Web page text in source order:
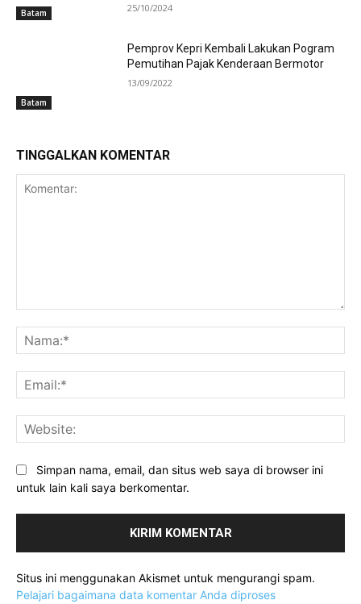
Batam 25/10/2024
Batam
Pemprov Kepri Kembali Lakukan Pogram
Pemutihan Pajak Kenderaan Bermotor
13/09/2022
TINGGALKAN KOMENTAR
Simpan nama, email, dan situs web saya di browser ini
untuk lain kali saya berkomentar.
Situs ini menggunakan Akismet untuk mengurangi spam.
Pelajari bagaimana data komentar Anda diproses